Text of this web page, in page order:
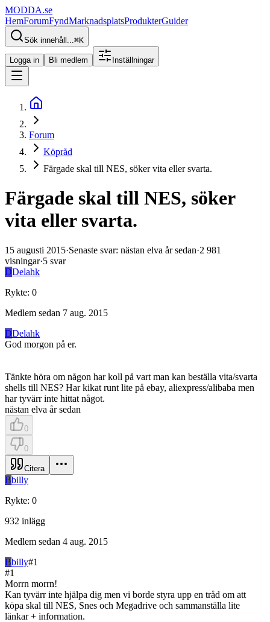
MODDA.se
HemForumFyndMarknadsplatsProdukterGuider
Sök innehåll...⌘K
Logga in Bli medlem Inställningar
Forum
Köpråd
Färgade skal till NES, söker vita eller svarta.
Färgade skal till NES, söker
vita eller svarta.
15 augusti 2015·Senaste svar: nästan elva år sedan·2 981
visningar·5 svar
DDelahk
Rykte: 0
Medlem sedan 7 aug. 2015
DDelahk
God morgon på er.
Tänkte höra om någon har koll på vart man kan beställa vita/svarta
shells till NES? Har kikat runt lite på ebay, aliexpress/alibaba men
har tyvärr inte hittat något.
nästan elva år sedan
0
0
Citera
Bbilly
Rykte: 0
932 inlägg
Medlem sedan 4 aug. 2015
Bbilly#1
#1
Morrn morrn!
Kan tyvärr inte hjälpa dig men vi borde styra upp en tråd om att
köpa skal till NES, Snes och Megadrive och sammanställa lite
länkar + information.